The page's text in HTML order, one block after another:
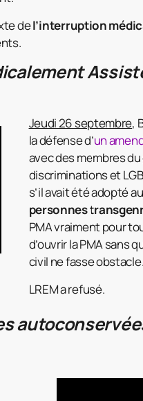
del’interruption
Jeudi 26 septembre,
la défense d’un
avec des membres
discriminations et
s’il avait été adopté
personnes
PMA vraiment pour
d’ouvrir la PMA sans
civil ne fasse obstacle.
LREM a refusé.